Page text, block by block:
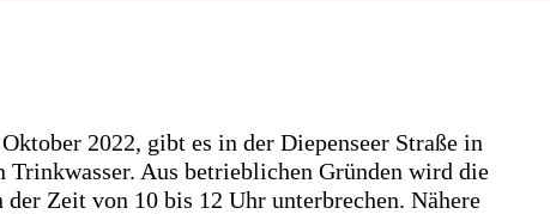
2022, gibt es in der Diepenseer Straße in
Trinkwasser. Aus betrieblichen Gründen wird die
Zeit von 10 bis 12 Uhr unterbrechen. Nähere